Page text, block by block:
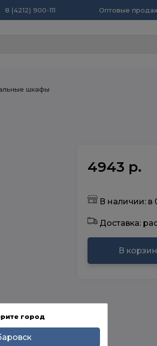
8 (4212) 900-111 Оптовые
шкафы
4943 р.
В наличии: в
Доставка:
В
город